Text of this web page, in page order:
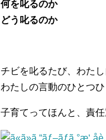
何を叱るのか
どう叱るのか
チビを叱るたび、わた
わたしの言動のひとつ
子育てってほんと、責任